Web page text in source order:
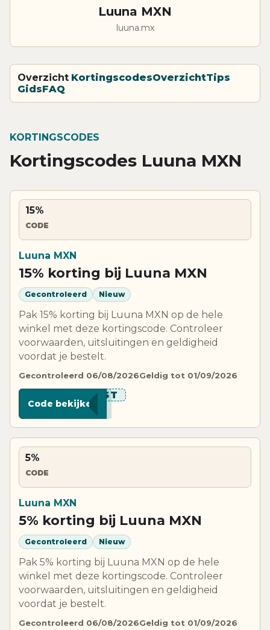
Luuna MXN
luuna.mx
Overzicht KortingscodesOverzichtTips
GidsFAQ
KORTINGSCODES
Kortingscodes Luuna MXN
15%
CODE
Luuna MXN
15% korting bij Luuna MXN
Gecontroleerd Nieuw
Pak 15% korting bij Luuna MXN op de hele
winkel met deze kortingscode. Controleer
voorwaarden, uitsluitingen en geldigheid
voordat je bestelt.
Gecontroleerd 06/08/2026Geldig tot 01/09/2026
******EST
Code bekijken
5%
CODE
Luuna MXN
5% korting bij Luuna MXN
Gecontroleerd Nieuw
Pak 5% korting bij Luuna MXN op de hele
winkel met deze kortingscode. Controleer
voorwaarden, uitsluitingen en geldigheid
voordat je bestelt.
Gecontroleerd 06/08/2026Geldig tot 01/09/2026